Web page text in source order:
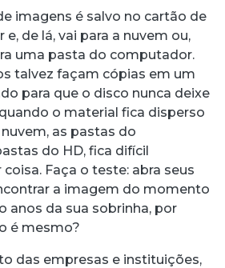
imagens é salvo no cartão de
de lá, vai para a nuvem ou,
uma pasta do computador.
talvez façam cópias em um
para que o disco nunca deixe
o material fica disperso
as pastas do
do HD, fica difícil
Faça o teste: abra seus
a imagem do momento
anos da sua sobrinha, por
é mesmo?
das empresas e instituições,